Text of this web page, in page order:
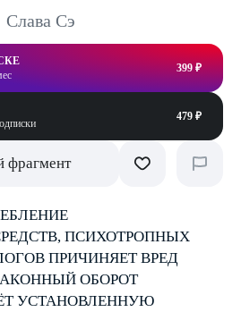
Слава Сэ
399 ₽
479 ₽
фрагмент
ПСИХОТРОПНЫХ
ПРИЧИНЯЕТ ВРЕД
ОБОРОТ
УСТАНОВЛЕННУЮ